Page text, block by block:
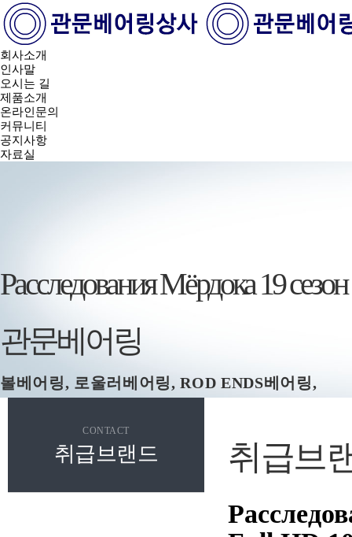
회사소개
인사말
오시는 길
제품소개
온라인문의
커뮤니티
공지사항
자료실
Расследования Мёрдока 19
관문베어링
볼베어링, 로울러베어링, ROD ENDS베어링,
CONTACT
취급브랜드 취급브